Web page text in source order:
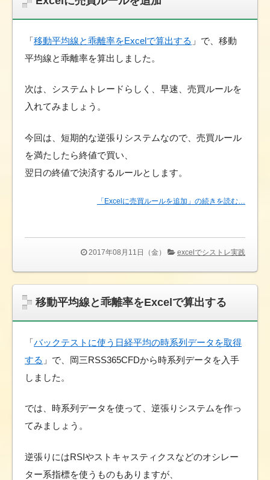
「移動平均線と乖離率をExcelで算出する 」で、移動
平均線と乖離率を算出しました。
次は、システムトレードらしく、早速、売買ルールを
入れてみましょう。
今回は、短期的な逆張りシステムなので、売買ルール
を満たしたら終値で買い、
翌日の終値で決済するルールとします。
「Excelに売買ルールを追加」の続きを読む…
2017年08月11日（金） excelでシストレ実践
移動平均線と乖離率をExcelで算出する
「バックテストに使う日経平均の時系列データを取得
する 」で、岡三RSS365CFDから時系列データを入手
しました。
では、時系列データを使って、逆張りシステムを作っ
てみましょう。
逆張りにはRSIやストキャスティクスなどのオシレー
ター系指標を使うものもありますが、